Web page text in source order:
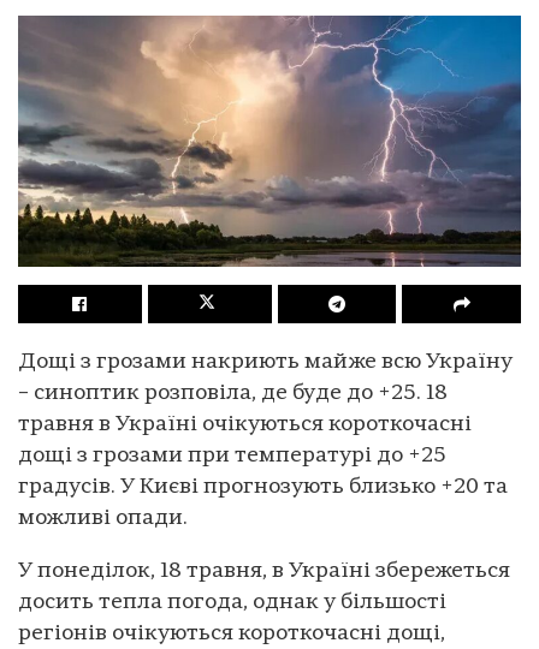
Дощі з грозами накриють майже всю Україну
– синоптик розповіла, де буде до +25. 18
травня в Україні очікуються короткочасні
дощі з грозами при температурі до +25
градусів. У Києві прогнозують близько +20 та
можливі опади.
У понеділок, 18 травня, в Україні збережеться
досить тепла погода, однак у більшості
регіонів очікуються короткочасні дощі,